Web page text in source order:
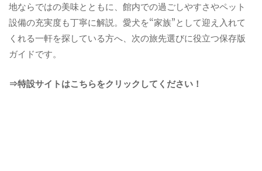
地ならではの美味とともに、館内での過ごしやすさやペット
設備の充実度も丁寧に解説。愛犬を“家族”として迎え入れて
くれる一軒を探している方へ、次の旅先選びに役立つ保存版
ガイドです。
⇒特設サイトはこちらをクリックしてください！